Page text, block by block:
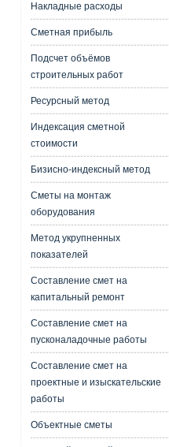
Накладные расходы
Сметная прибыль
Подсчет объёмов
строительных работ
Ресурсный метод
Индексация сметной
стоимости
Бизисно-индексный метод
Сметы на монтаж
оборудования
Метод укрупненных
показателей
Составление смет на
капитальный ремонт
Составление смет на
пусконаладочные работы
Составление смет на
проектные и изыскательские
работы
Объектные сметы